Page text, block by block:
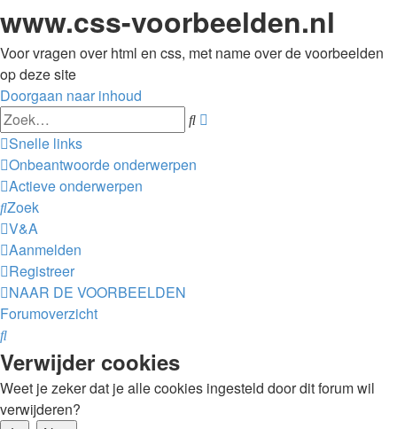
www.css-voorbeelden.nl
Voor vragen over html en css, met name over de voorbeelden
op deze site
Doorgaan naar inhoud
Zoek
Snelle links
Onbeantwoorde onderwerpen
Actieve onderwerpen
Zoek
V&A
Aanmelden
Registreer
NAAR DE VOORBEELDEN
Forumoverzicht
Zoek
Verwijder cookies
Weet je zeker dat je alle cookies ingesteld door dit forum wil
verwijderen?